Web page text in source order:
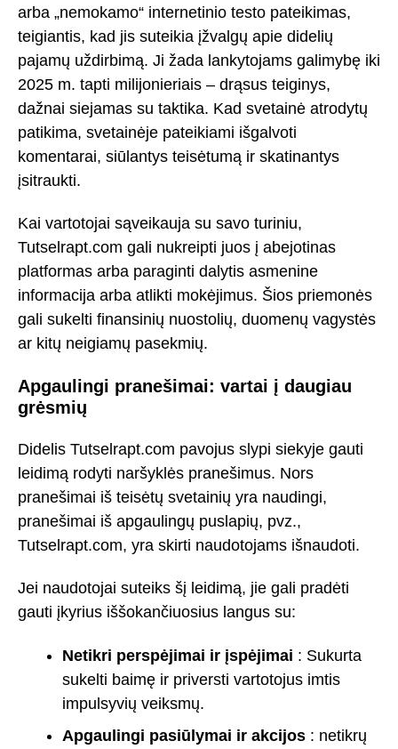
arba „nemokamo“ internetinio testo pateikimas,
teigiantis, kad jis suteikia įžvalgų apie didelių
pajamų uždirbimą. Ji žada lankytojams galimybę iki
2025 m. tapti milijonieriais – drąsus teiginys,
dažnai siejamas su taktika. Kad svetainė atrodytų
patikima, svetainėje pateikiami išgalvoti
komentarai, siūlantys teisėtumą ir skatinantys
įsitraukti.
Kai vartotojai sąveikauja su savo turiniu,
Tutselrapt.com gali nukreipti juos į abejotinas
platformas arba paraginti dalytis asmenine
informacija arba atlikti mokėjimus. Šios priemonės
gali sukelti finansinių nuostolių, duomenų vagystės
ar kitų neigiamų pasekmių.
Apgaulingi pranešimai: vartai į daugiau
grėsmių
Didelis Tutselrapt.com pavojus slypi siekyje gauti
leidimą rodyti naršyklės pranešimus. Nors
pranešimai iš teisėtų svetainių yra naudingi,
pranešimai iš apgaulingų puslapių, pvz.,
Tutselrapt.com, yra skirti naudotojams išnaudoti.
Jei naudotojai suteiks šį leidimą, jie gali pradėti
gauti įkyrius iššokančiuosius langus su:
Netikri perspėjimai ir įspėjimai : Sukurta
sukelti baimę ir priversti vartotojus imtis
impulsyvių veiksmų.
Apgaulingi pasiūlymai ir akcijos : netikrų